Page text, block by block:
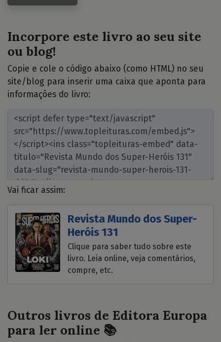
Incorpore este livro ao seu site
ou blog!
Copie e cole o código abaixo (como HTML) no seu
site/blog para inserir uma caixa que aponta para
informações do livro:
Vai ficar assim:
Revista Mundo dos Super-
Heróis 131
Clique para saber tudo sobre este
livro. Leia online, veja comentários,
compre, etc.
Outros livros de Editora Europa
para ler online 📚